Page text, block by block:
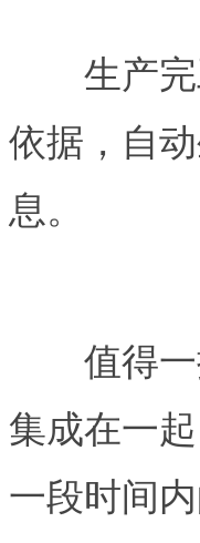
生产完工
依据，自
息。
值得一提
集成在一
一段时间